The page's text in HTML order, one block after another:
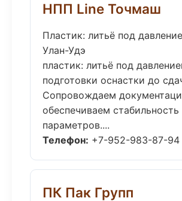
НПП Line Точмаш
Пластик: литьё под
Улан-Удэ
пластик: литьё под
подготовки оснастки до
Сопровождаем
обеспечиваем стабильность
параметров....
Телефон: +7-952-983-87-94
ПК Пак Групп